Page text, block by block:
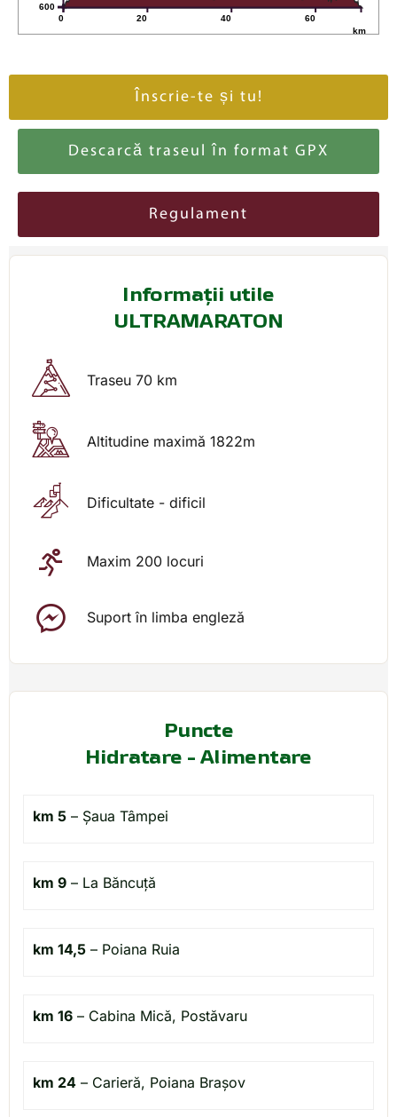
0 20 40 60
km
600
Înscrie-te și tu!
Descarcă traseul în format GPX
Regulament
Informații utile
ULTRAMARATON
Traseu 70 km
Altitudine maximă 1822m
Dificultate - dificil
Maxim 200 locuri
Suport în limba engleză
Puncte
Hidratare - Alimentare
km 5 – Șaua Tâmpei
km 9 – La Băncuță
km 14,5 – Poiana Ruia
km 16 – Cabina Mică, Postăvaru
km 24 – Carieră, Poiana Brașov